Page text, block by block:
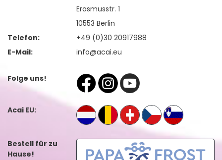
Erasmusstr. 1
10553 Berlin
Telefon:
+49 (0)30 20917988
E-Mail:
info@acai.eu
Folge uns!
Acai EU:
Bestell für zu
Hause!